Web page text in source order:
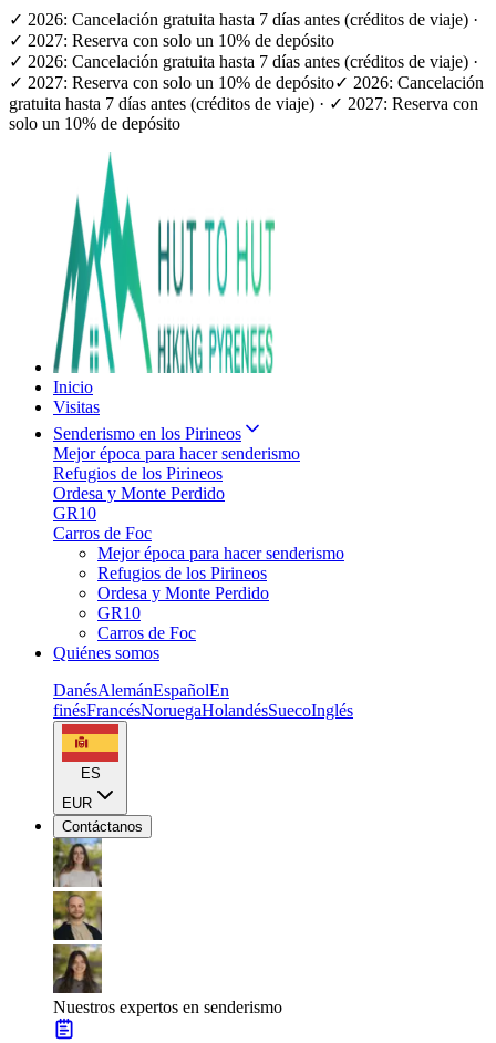
✓ 2026: Cancelación gratuita hasta 7 días antes (créditos de viaje) ·
✓ 2027: Reserva con solo un 10% de depósito
✓ 2026: Cancelación gratuita hasta 7 días antes (créditos de viaje) ·
✓ 2027: Reserva con solo un 10% de depósito✓ 2026: Cancelación
gratuita hasta 7 días antes (créditos de viaje) · ✓ 2027: Reserva con
solo un 10% de depósito
Inicio
Visitas
Senderismo en los Pirineos
Mejor época para hacer senderismo
Refugios de los Pirineos
Ordesa y Monte Perdido
GR10
Carros de Foc
Mejor época para hacer senderismo
Refugios de los Pirineos
Ordesa y Monte Perdido
GR10
Carros de Foc
Quiénes somos
DanésAlemánEspañolEn
finésFrancésNoruegaHolandésSuecoInglés
ES
EUR
Contáctanos
Nuestros expertos en senderismo